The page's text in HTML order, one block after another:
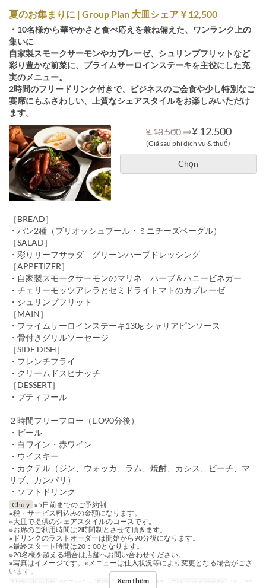
夏のお集まりに | Group Plan 大皿シェア￥12,500
・10名様から華やかさと食べ応えを兼ね備えた、ワンランク上の
集いに
自家製スモークサーモンやカプレーゼ、シュリンプフリットなど
彩り豊かな前菜に、プライムサーロインステーキを主役にした充
実のメニュー。
2時間のフリードリンク付きで、ビジネスのご会食や少し特別なご
宴席にもふさわしい、上質なシェアスタイルをお楽しみいただけ
ます。
¥ 13.500 ⇒¥ 12.500
(Giá sau phí dịch vụ & thuế)
Chọn
［BREAD］
・パン2種（ブリオッシュブール・ミニチーズベーグル）
［SALAD］
・彩りリーフサラダ グリーンハーブドレッシング
［APPETIZER］
・自家製スモークサーモンのマリネ ハーブ＆ハニービネガー
・チェリーモッツアレラとセミドライトマトのカプレーゼ
・シュリンプフリット
［MAIN］
・プライムサーロインステーキ130g シャリアピンソース
・骨付きグリルソーセージ
［SIDE DISH］
・フレンチフライ
・クリームドスピナッチ
［DESSERT］
・プティフール
２時間フリーフロー（L.O90分後）
・ビール
・白ワイン・赤ワイン
・ウイスキー
・カクテル（ジン、ウォッカ、ラム、焼酎、カシス、ピーチ、マ
リブ、カンパリ）
・ソフトドリンク
Chú ý ※5日前までのご予約制
※税・サービス料込みの金額になります。
※大皿で提供のシェアスタイルのコースです。
※お席のご利用時間は2時間制とさせて頂きます。
※ドリンクのラストオーダーは開始から90分後になります。
※最終スタート時間は20：00となります。
※20名様を超える場合は店舗へお問い合わせください。
※写真はイメージです。※メニューは仕入状況等により変更となる場合がござ
います。
Ngày Hiệu lực
09 Thg 2 ~ Bữa Bữa trưa, Bữa tối Giới hạn dặt món 10 ~ 20
Xem thêm